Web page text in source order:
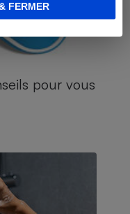
FERMER
pour vous